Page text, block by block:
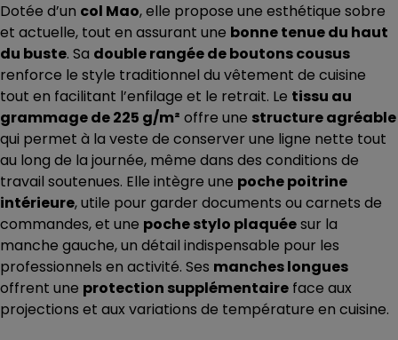
Dotée d’un col Mao, elle propose une esthétique sobre
et actuelle, tout en assurant une bonne tenue du haut
du buste. Sa double rangée de boutons cousus
renforce le style traditionnel du vêtement de cuisine
tout en facilitant l’enfilage et le retrait. Le tissu au
grammage de 225 g/m² offre une structure agréable
qui permet à la veste de conserver une ligne nette tout
au long de la journée, même dans des conditions de
travail soutenues. Elle intègre une poche poitrine
intérieure, utile pour garder documents ou carnets de
commandes, et une poche stylo plaquéesur la
manche gauche, un détail indispensable pour les
professionnels en activité. Ses manches longues
offrent une protection supplémentaire face aux
projections et aux variations de température en cuisine.